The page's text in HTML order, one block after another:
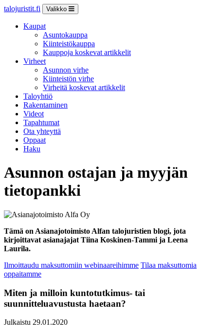
talojuristit.fi Valikko
Kaupat
Asuntokauppa
Kiinteistökauppa
Kauppoja koskevat artikkelit
Virheet
Asunnon virhe
Kiinteistön virhe
Virheitä koskevat artikkelit
Taloyhtiö
Rakentaminen
Videot
Tapahtumat
Ota yhteyttä
Oppaat
Haku
Asunnon ostajan ja myyjän
tietopankki
Tämä on Asianajotoimisto Alfan talojuristien blogi, jota
kirjoittavat asianajajat Tiina Koskinen-Tammi ja Leena
Laurila.
Ilmoittaudu maksuttomiin webinaareihimme Tilaa maksuttomia
oppaitamme
Miten ja milloin kuntotutkimus- tai
suunnitteluavustusta haetaan?
Julkaistu 29.01.2020